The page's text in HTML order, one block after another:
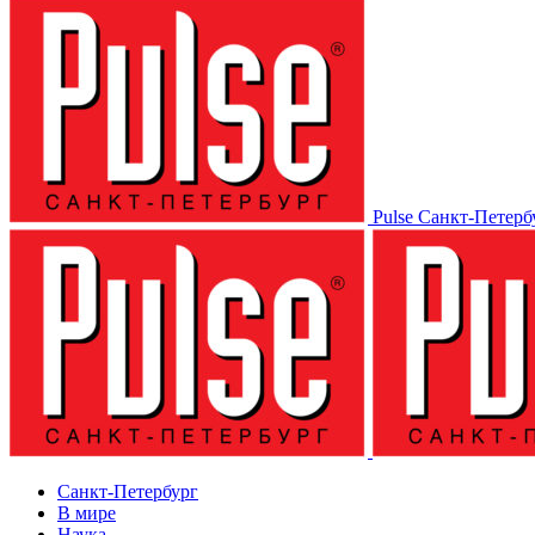
Pulse Санкт-
Санкт-Петербург
В мире